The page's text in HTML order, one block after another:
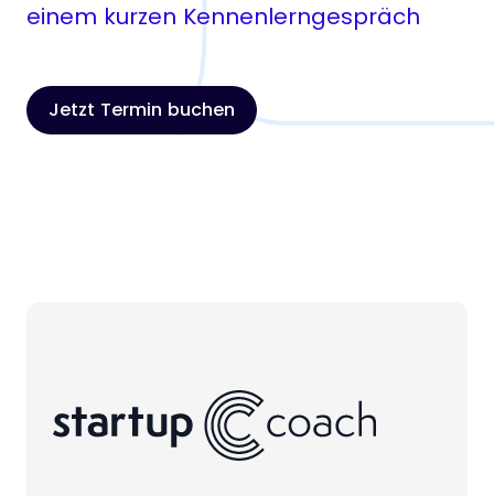
einem kurzen Kennenlerngespräch
Jetzt Termin buchen